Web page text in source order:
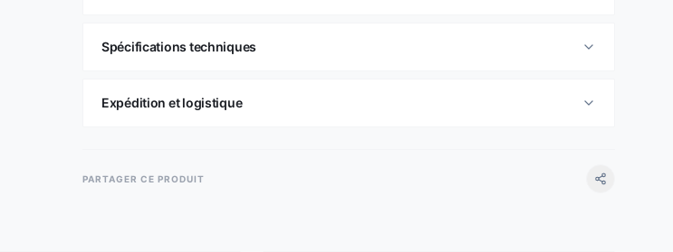
Spécifications techniques
Expédition et logistique
PARTAGER CE PRODUIT